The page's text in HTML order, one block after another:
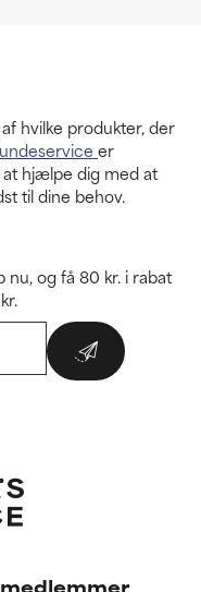
hvilke produkter, der
er
hjælpe dig med at
til dine behov.
og få 80 kr. i rabat